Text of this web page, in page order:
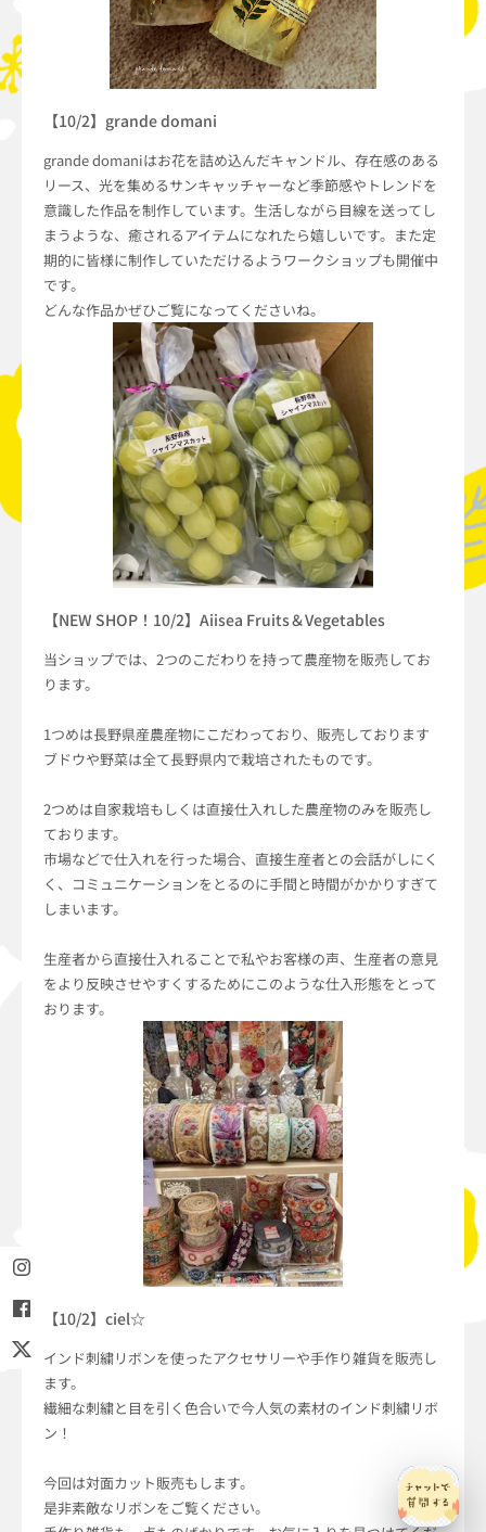
【10/2】grande domani
grande domaniはお花を詰め込んだキャンドル、存在感のある
リース、光を集めるサンキャッチャーなど季節感やトレンドを
意識した作品を制作しています。生活しながら目線を送ってし
まうような、癒されるアイテムになれたら嬉しいです。また定
期的に皆様に制作していただけるようワークショップも開催中
です。
どんな作品かぜひご覧になってくださいね。
【NEW SHOP！10/2】Aiisea Fruits＆Vegetables
当ショップでは、2つのこだわりを持って農産物を販売してお
ります。
1つめは長野県産農産物にこだわっており、販売しております
ブドウや野菜は全て長野県内で栽培されたものです。
2つめは自家栽培もしくは直接仕入れした農産物のみを販売し
ております。
市場などで仕入れを行った場合、直接生産者との会話がしにく
く、コミュニケーションをとるのに手間と時間がかかりすぎて
しまいます。
生産者から直接仕入れることで私やお客様の声、生産者の意見
をより反映させやすくするためにこのような仕入形態をとって
おります。
【10/2】ciel☆
インド刺繍リボンを使ったアクセサリーや手作り雑貨を販売し
ます。
繊細な刺繍と目を引く色合いで今人気の素材のインド刺繍リボ
ン！
今回は対面カット販売もします。
是非素敵なリボンをご覧ください。